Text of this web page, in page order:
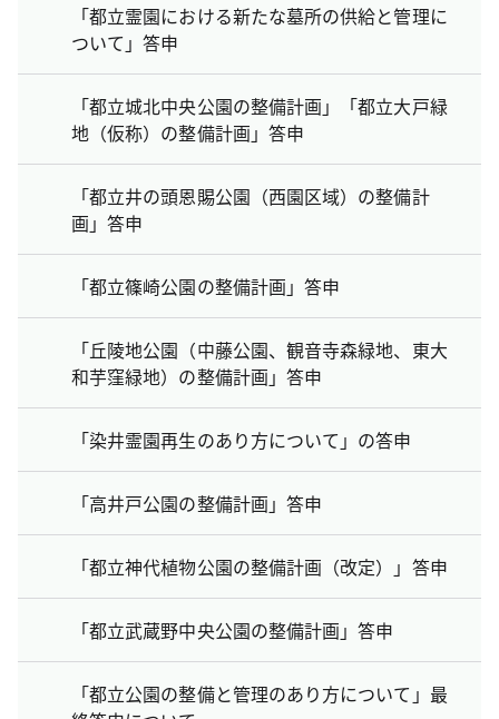
「都立霊園における新たな墓所の供給と管理に
ついて」答申
「都立城北中央公園の整備計画」「都立大戸緑
地（仮称）の整備計画」答申
「都立井の頭恩賜公園（西園区域）の整備計
画」答申
「都立篠崎公園の整備計画」答申
「丘陵地公園（中藤公園、観音寺森緑地、東大
和芋窪緑地）の整備計画」答申
「染井霊園再生のあり方について」の答申
「高井戸公園の整備計画」答申
「都立神代植物公園の整備計画（改定）」答申
「都立武蔵野中央公園の整備計画」答申
「都立公園の整備と管理のあり方について」最